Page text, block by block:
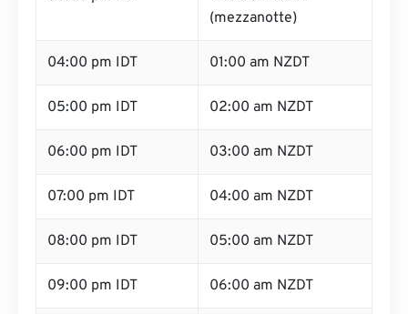
(mezzanotte)
04:00 pm IDT 01:00 am NZDT
05:00 pm IDT 02:00 am NZDT
06:00 pm IDT 03:00 am NZDT
07:00 pm IDT 04:00 am NZDT
08:00 pm IDT 05:00 am NZDT
09:00 pm IDT 06:00 am NZDT